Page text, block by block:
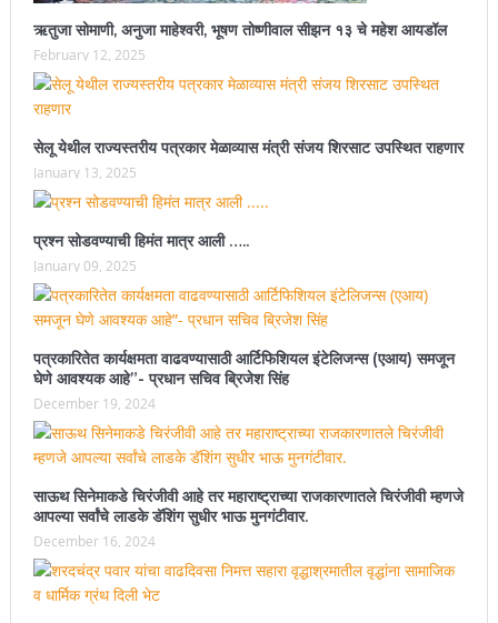
ऋतुजा सोमाणी, अनुजा माहेश्वरी, भूषण तोष्णीवाल सीझन १३ चे महेश आयडॉल
February 12, 2025
सेलू येथील राज्यस्तरीय पत्रकार मेळाव्यास मंत्री संजय शिरसाट उपस्थित राहणार
January 13, 2025
प्रश्न सोडवण्याची हिमंत मात्र आली …..
January 09, 2025
पत्रकारितेत कार्यक्षमता वाढवण्यासाठी आर्टिफिशियल इंटेलिजन्स (एआय) समजून
घेणे आवश्यक आहे”- प्रधान सचिव ब्रिजेश सिंह
December 19, 2024
साऊथ सिनेमाकडे चिरंजीवी आहे तर महाराष्ट्राच्या राजकारणातले चिरंजीवी म्हणजे
आपल्या सर्वांचे लाडके डॅशिंग सुधीर भाऊ मुनगंटीवार.
December 16, 2024